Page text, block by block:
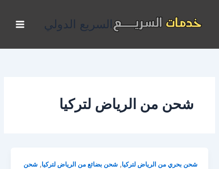
المحتوى
السريع الدولي
شحن من الرياض لتركيا
شحن بحري من الرياض لتركيا,شحن بضائع من الرياض لتركيا,شحن